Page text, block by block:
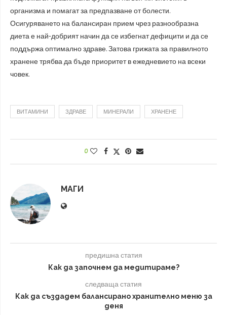
организма и помагат за предпазване от болести.
Осигуряването на балансиран прием чрез разнообразна
диета е най-добрият начин да се избегнат дефицити и да се
поддържа оптимално здраве. Затова грижата за правилното
хранене трябва да бъде приоритет в ежедневието на всеки
човек.
ВИТАМИНИ ЗДРАВЕ МИНЕРАЛИ ХРАНЕНЕ
0
МАГИ
предишна статия
Как да започнем да медитираме?
следваща статия
Как да създадем балансирано хранително меню за
деня